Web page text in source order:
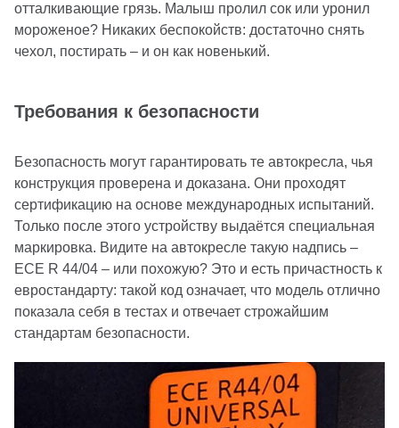
отталкивающие грязь. Малыш пролил сок или уронил
мороженое? Никаких беспокойств: достаточно снять
чехол, постирать – и он как новенький.
Требования к безопасности
Безопасность могут гарантировать те автокресла, чья
конструкция проверена и доказана. Они проходят
сертификацию на основе международных испытаний.
Только после этого устройству выдаётся специальная
маркировка. Видите на автокресле такую надпись –
ECE R 44/04 – или похожую? Это и есть причастность к
евростандарту: такой код означает, что модель отлично
показала себя в тестах и отвечает строжайшим
стандартам безопасности.